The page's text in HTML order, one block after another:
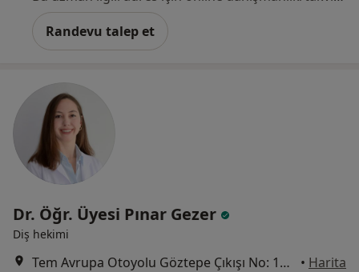
Randevu talep et
Dr. Öğr. Üyesi Pınar Gezer
Diş hekimi
Tem Avrupa Otoyolu Göztepe Çıkışı No: 1Bağcılar, İstanbul • Harita